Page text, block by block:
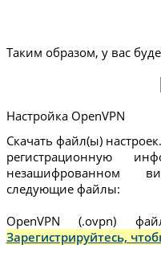
Таким образом, у вас
Настройка OpenVPN
Скачать файл(ы)
регистрационную
незашифрованном
следующие файлы:
OpenVPN (.ovpn)
Зарегистрируйтесь,